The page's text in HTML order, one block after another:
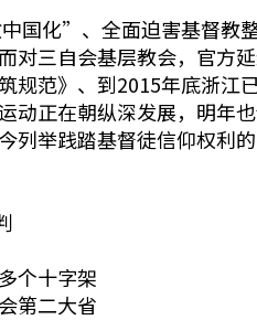
国化”、全面迫害基督教
对三自会基层教会，官方
规范》、到2015年底浙
正在朝纵深发展，明年
列举践踏基督徒信仰权利
个十字架
第二大省